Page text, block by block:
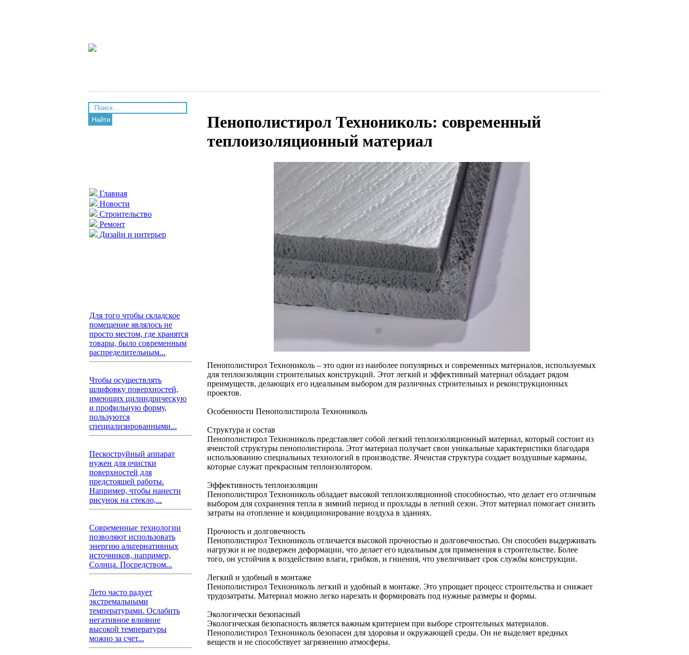
Найти
Главная
Новости
Строительство
Ремонт
Дизайн и интерьер
Для того чтобы складское
помещение являлось не
просто местом, где хранятся
товары, было современным
распределительным...
Чтобы осуществлять
шлифовку поверхностей,
имеющих цилиндрическую
и профильную форму,
пользуются
специализированными...
Пескоструйный аппарат
нужен для очистки
поверхностей для
предстоящей работы.
Например, чтобы нанести
рисунок на стекло,...
Современные технологии
позволяют использовать
энергию альтернативных
источников, например,
Солнца. Посредством...
Лето часто радует
экстремальными
температурами. Ослабить
негативное влияние
высокой температуры
можно за счет...
Пенополистирол Технониколь: современный
теплоизоляционный материал
Пенополистирол Технониколь – это один из наиболее популярных и современных материалов, используемых
для теплоизоляции строительных конструкций. Этот легкий и эффективный материал обладает рядом
преимуществ, делающих его идеальным выбором для различных строительных и реконструкционных
проектов.
Особенности Пенополистирола Технониколь
Структура и состав
Пенополистирол Технониколь представляет собой легкий теплоизоляционный материал, который состоит из
ячеистой структуры пенополистирола. Этот материал получает свои уникальные характеристики благодаря
использованию специальных технологий в производстве. Ячеистая структура создает воздушные карманы,
которые служат прекрасным теплоизолятором.
Эффективность теплоизоляции
Пенополистирол Технониколь обладает высокой теплоизоляционной способностью, что делает его отличным
выбором для сохранения тепла в зимний период и прохлады в летний сезон. Этот материал помогает снизить
затраты на отопление и кондиционирование воздуха в зданиях.
Прочность и долговечность
Пенополистирол Технониколь отличается высокой прочностью и долговечностью. Он способен выдерживать
нагрузки и не подвержен деформации, что делает его идеальным для применения в строительстве. Более
того, он устойчив к воздействию влаги, грибков, и гниения, что увеличивает срок службы конструкции.
Легкий и удобный в монтаже
Пенополистирол Технониколь легкий и удобный в монтаже. Это упрощает процесс строительства и снижает
трудозатраты. Материал можно легко нарезать и формировать под нужные размеры и формы.
Экологически безопасный
Экологическая безопасность является важным критерием при выборе строительных материалов.
Пенополистирол Технониколь безопасен для здоровья и окружающей среды. Он не выделяет вредных
веществ и не способствует загрязнению атмосферы.